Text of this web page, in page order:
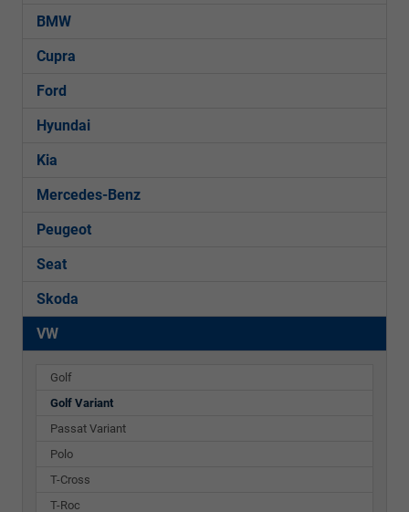
BMW
Cupra
Ford
Hyundai
Kia
Mercedes-Benz
Peugeot
Seat
Skoda
VW
Golf
Golf Variant
Passat Variant
Polo
T-Cross
T-Roc